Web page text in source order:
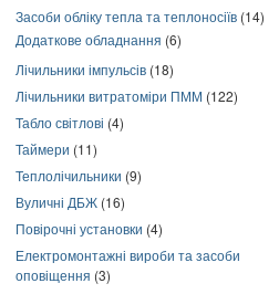
Засоби обліку тепла та теплоносіїв (14)
Додаткове обладнання (6)
Лічильники імпульсів (18)
Лічильники витратоміри ПММ (122)
Табло світлові (4)
Таймери (11)
Теплолічильники (9)
Вуличні ДБЖ (16)
Повірочні установки (4)
Електромонтажні вироби та засоби
оповіщення (3)